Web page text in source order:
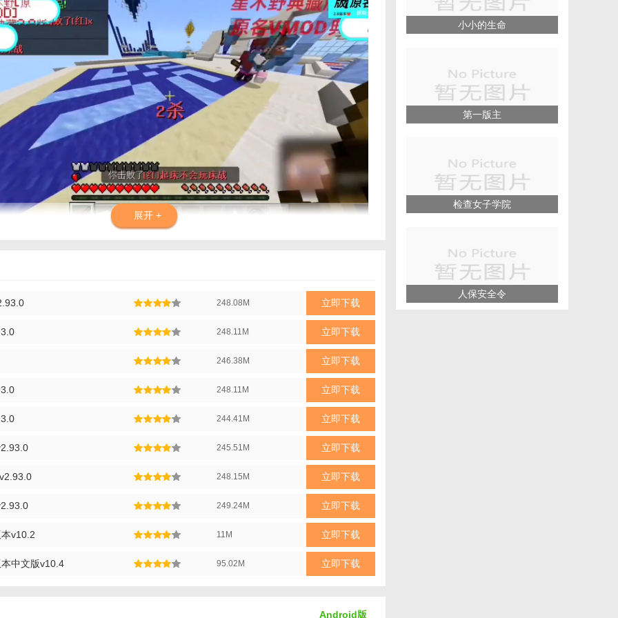
任务和挑战，玩家可以提升角色的等级、技能和装备，打造属于自己的强大战士。
战斗系统注重策略性，玩家需要根据敌人的特点和战斗环境，灵活运用角色的技能和
最新版本功能】
中的天气会随时间变化，影响玩家的探索和战斗体验。
可以与其他玩家组队探险，共同完成任务和挑战，享受团队合作的乐趣。
戏提供丰富的角色外观选项，玩家可以自由定制角色的服装、发型等外观特征。
有成就系统，玩家通过完成特定任务和挑战，可以获得成就奖励，展示自己的游戏成
最新版本优势】
先进的图形技术，呈现出细腻、逼真的游戏画面，为玩家带来身临其境的游戏体验。
丰富且引人入胜，玩家在探索游戏世界的同时，将逐步揭开星木野的神秘面纱。
展开 +
248.08M 立即下载
248.11M 立即下载
246.38M 立即下载
248.11M 立即下载
244.41M 立即下载
245.51M 立即下载
248.15M 立即下载
249.24M 立即下载
v10.2 11M 立即下载
中文版v10.4 95.02M 立即下载
Android版
小小的生命
第一版主
检查女子学院
人保安全令